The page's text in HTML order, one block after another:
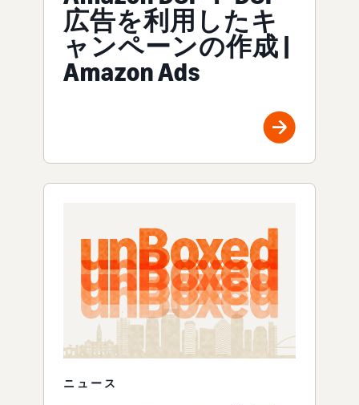
広告を利用したキ
ャンペーンの作成 |
Amazon Ads
ニュース